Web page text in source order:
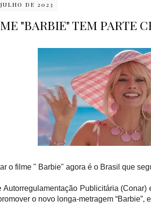
DE 2023
"BARBIE" TEM PARTE
o filme " Barbie" agora é o Brasil que
Publicitária
o novo longa-metragem “Barbie”,